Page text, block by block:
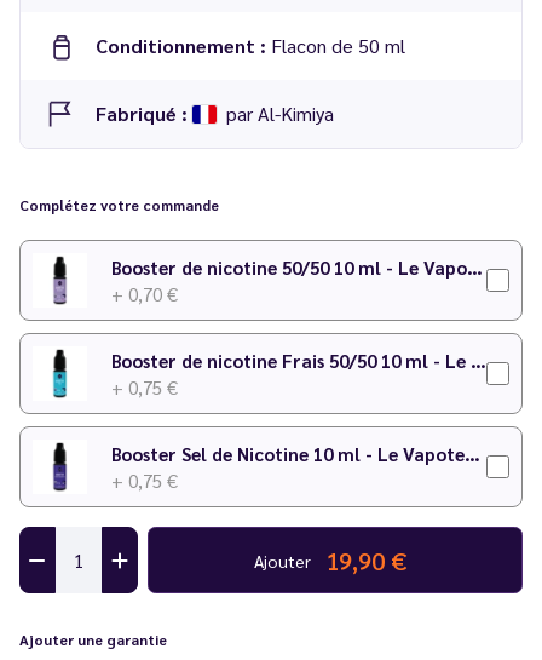
Conditionnement : Flacon de 50 ml
Fabriqué : par Al-Kimiya
Al-Kimiya
Complétez votre commande
Booster de nicotine 50/50 10 ml - Le Vapoteur Discount
+ 0,70 €
Booster de nicotine Frais 50/50 10 ml - Le Vapoteur Discount
+ 0,75 €
Booster Sel de Nicotine 10 ml - Le Vapoteur Discount
+ 0,75 €
Ajouter 19,90 €
Ajouter une garantie